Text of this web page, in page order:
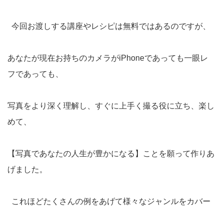
今回お渡しする講座やレシピは無料ではあるのですが、
あなたが現在お持ちのカメラがiPhoneであっても一眼レ
フであっても、
写真をより深く理解し、すぐに上手く撮る役に立ち、楽し
めて、
【写真であなたの人生が豊かになる】ことを願って作りあ
げました。
これほどたくさんの例をあげて様々なジャンルをカバー